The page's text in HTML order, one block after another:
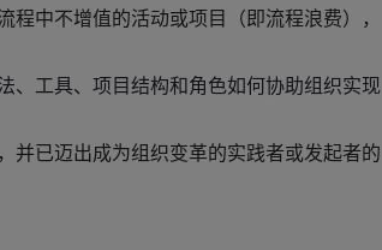
中不增值的活动或项目（即流程浪费），
、工具、项目结构和角色如何协助组织实现
并已迈出成为组织变革的实践者或发起者的